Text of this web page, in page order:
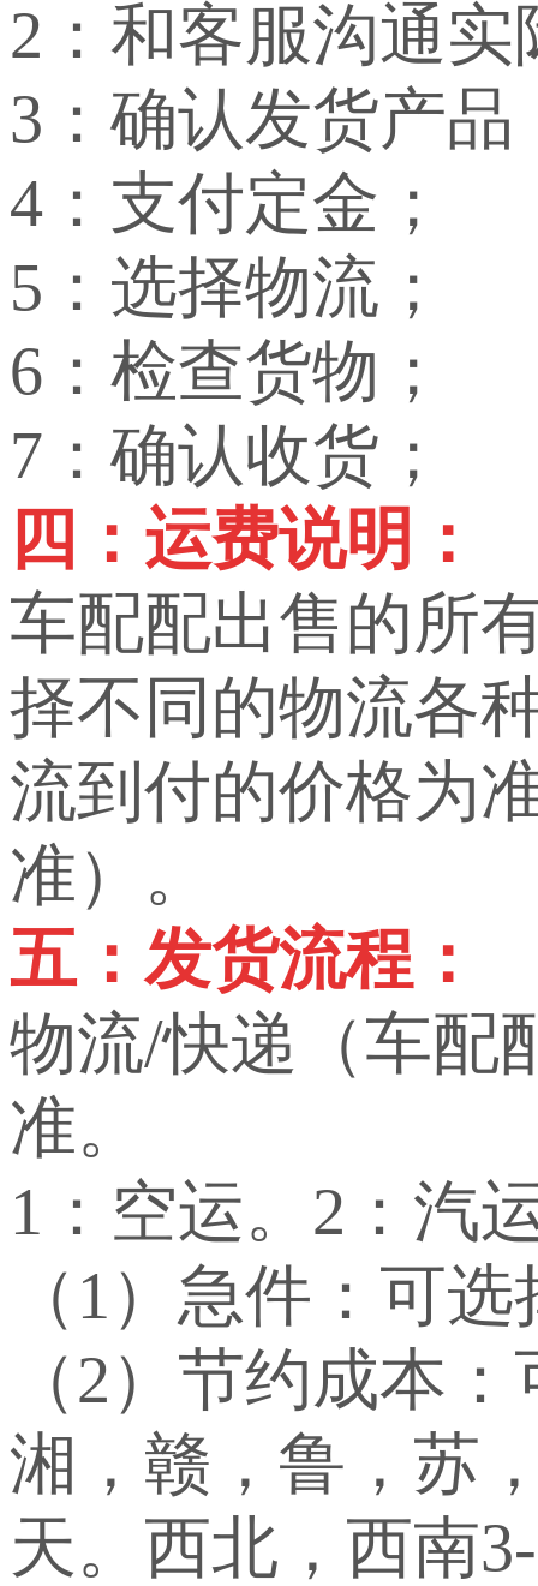
2：和客服沟通实
3：确认发货产品
4：支付定金；
5：选择物流；
6：检查货物；
7：确认收货；
四：运费说明：
车配配出售的所
择不同的物流各
流到付的价格为
准）。
五：发货流程：
物流/快递（车配
准。
1：空运。2：汽
（1）急件：可
（2）节约成本
湘，赣，鲁，苏
天。西北，西南